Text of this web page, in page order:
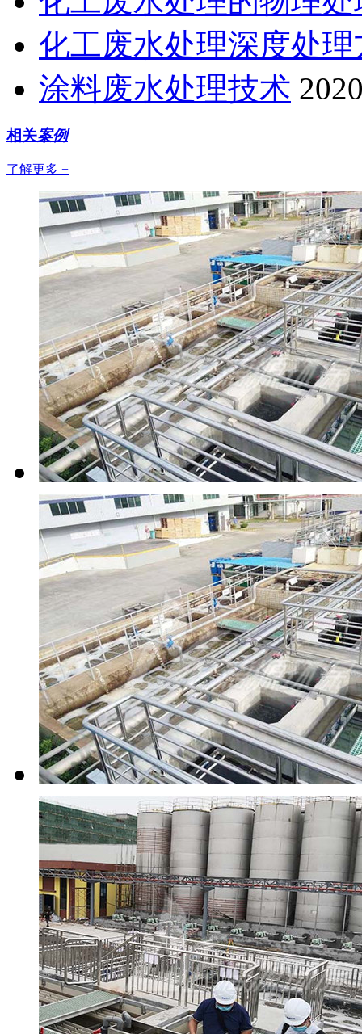
化工废水处理深度处理
涂料废水处理技术
相关案例
了解更多 +